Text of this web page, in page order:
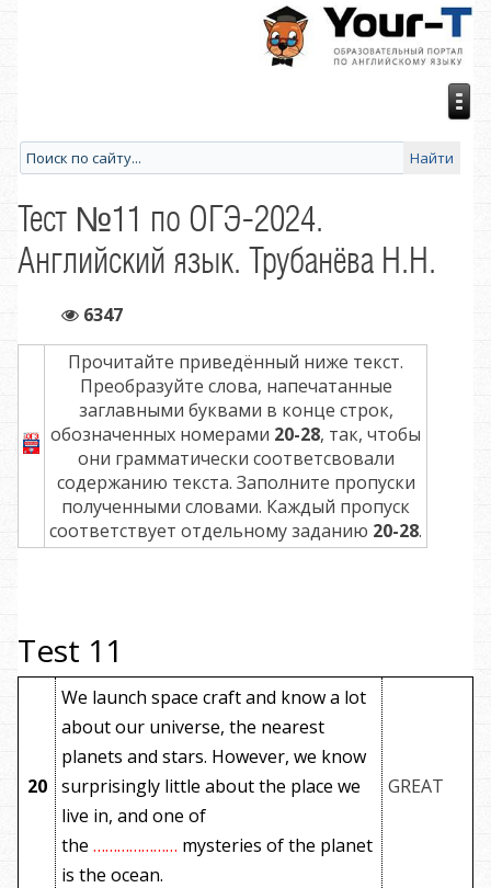
Тест №11 по ОГЭ-2024.
Английский язык. Трубанёва Н.Н.
6347
Прочитайте приведённый ниже текст.
Преобразуйте слова, напечатанные
заглавными буквами в конце строк,
обозначенных номерами 20-28, так, чтобы
они грамматически соответсвовали
содержанию текста. Заполните пропуски
полученными словами. Каждый пропуск
соответствует отдельному заданию 20-28.
Test 11
20
We launch space craft and know a lot
about our universe, the nearest
planets and stars. However, we know
surprisingly little about the place we
live in, and one of
the ………………… mysteries of the planet
is the ocean.
GREAT